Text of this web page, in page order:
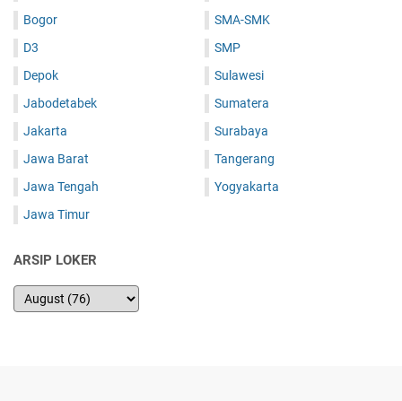
Bogor
D3
Depok
Jabodetabek
Jakarta
Jawa Barat
Jawa Tengah
Jawa Timur
SMA-SMK
SMP
Sulawesi
Sumatera
Surabaya
Tangerang
Yogyakarta
ARSIP LOKER